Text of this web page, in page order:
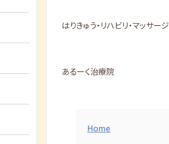
はりきゅう・リハビリ・マッサージ
あるーく治療院
Home